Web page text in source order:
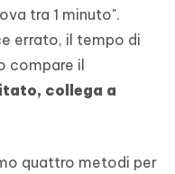
tra 1 minuto".
errato, il tempo di
compare il
collega a
quattro metodi per